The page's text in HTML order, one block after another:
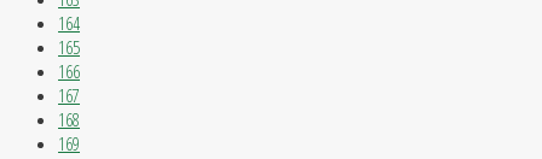
164
165
166
167
168
169